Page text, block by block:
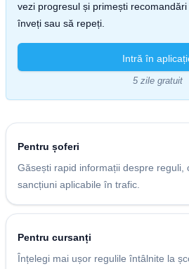
vezi progresul și primești
înveți sau să repeți.
Intră în
5 zile gratuit
Pentru șoferi
Găsești rapid informații despre reguli,
sancțiuni aplicabile în trafic.
Pentru cursanți
Înțelegi mai ușor regulile întâlnite la